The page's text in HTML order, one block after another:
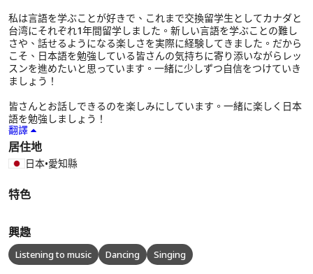
私は言語を学ぶことが好きで、これまで交換留学生としてカナダと
台湾にそれぞれ1年間留学しました。新しい言語を学ぶことの難し
さや、話せるようになる楽しさを実際に経験してきました。だから
こそ、日本語を勉強している皆さんの気持ちに寄り添いながらレッ
スンを進めたいと思っています。一緒に少しずつ自信をつけていき
ましょう！
皆さんとお話しできるのを楽しみにしています。一緒に楽しく日本
語を勉強しましょう！
翻譯
居住地
日本•愛知縣
特色
興趣
Listening to music Dancing Singing